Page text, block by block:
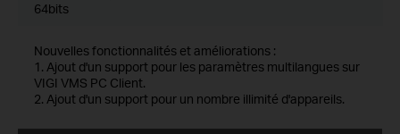
64bits
Nouvelles fonctionnalités et améliorations :
1. Ajout d'un support pour les paramètres multilangues sur
VIGI VMS PC Client.
2. Ajout d'un support pour un nombre illimité d'appareils.